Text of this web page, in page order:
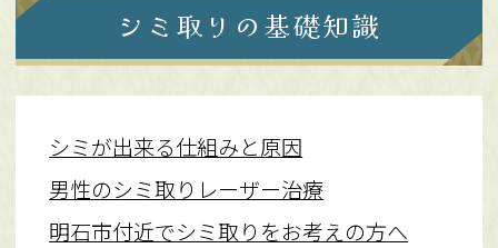
シミ取りの基礎知識
シミが出来る仕組みと原因
男性のシミ取りレーザー治療
明石市付近でシミ取りをお考えの方へ